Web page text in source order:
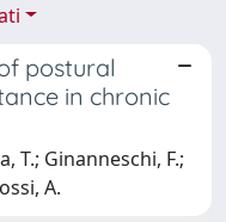
postural
in chronic
T.; Ginanneschi, F.;
A.